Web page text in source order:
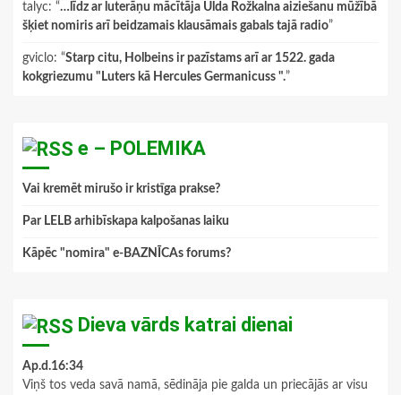
talyc: “…līdz ar luterāņu mācītāja Ulda Rožkalna aiziešanu mūžībā
šķiet nomiris arī beidzamais klausāmais gabals tajā radio”
gviclo: “Starp citu, Holbeins ir pazīstams arī ar 1522. gada
kokgriezumu "Luters kā Hercules Germanicuss ".”
e – POLEMIKA
Vai kremēt mirušo ir kristīga prakse?
Par LELB arhibīskapa kalpošanas laiku
Kāpēc "nomira" e-BAZNĪCAs forums?
Dieva vārds katrai dienai
Ap.d.16:34
Viņš tos veda savā namā, sēdināja pie galda un priecājās ar visu